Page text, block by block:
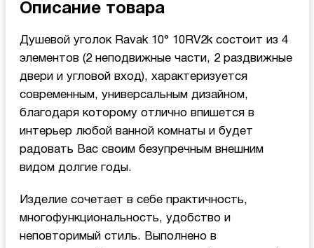
Описание товара
Душевой уголок Ravak 10° 10RV2k состоит из 4
элементов (2 неподвижные части, 2 раздвижные
двери и угловой вход), характеризуется
современным, универсальным дизайном,
благодаря которому отлично впишется в
интерьер любой ванной комнаты и будет
радовать Вас своим безупречным внешним
видом долгие годы.
Изделие сочетает в себе практичность,
многофункциональность, удобство и
неповторимый стиль. Выполнено в